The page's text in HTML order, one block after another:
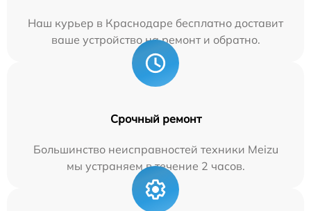
Наш курьер в Краснодаре бесплатно доставит
ваше устройство на ремонт и обратно.
Срочный ремонт
Большинство неисправностей техники Meizu
мы устраняем в течение 2 часов.